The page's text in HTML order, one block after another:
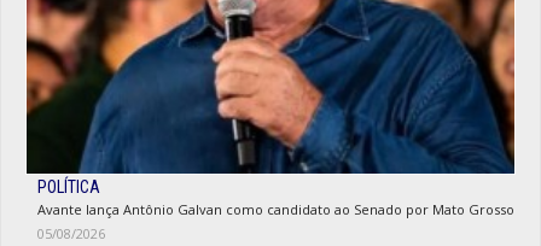
POLÍTICA
Avante lança Antônio Galvan como candidato ao Senado por Mato Grosso
05/08/2026